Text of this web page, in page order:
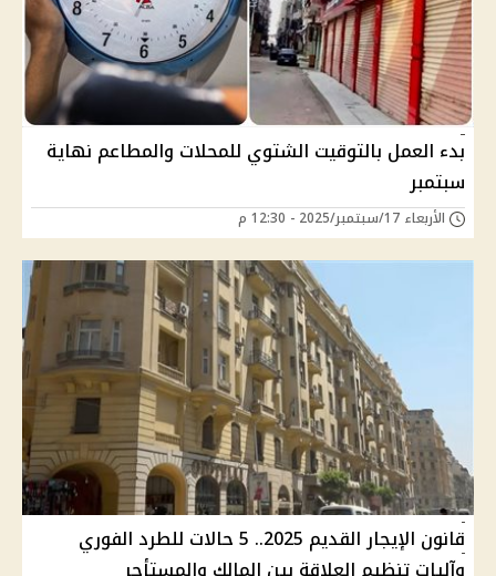
بدء العمل بالتوقيت الشتوي للمحلات والمطاعم نهاية
سبتمبر
الأربعاء 17/سبتمبر/2025 - 12:30 م
قانون الإيجار القديم 2025.. 5 حالات للطرد الفوري